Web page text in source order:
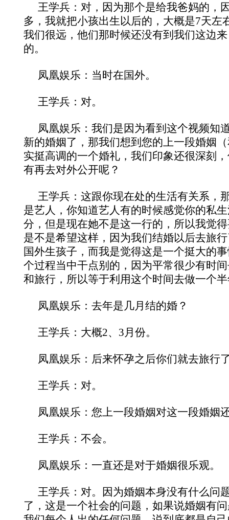
王学兵：对，因为那个是给我爸妈的，
多，我就把小孩出生以后的，大概是7天左
我们很远，他们那时候还没有到我们这边
的。
凤凰娱乐：当时在国外。
王学兵：对。
凤凰娱乐：我们是因为看到这个视频知
新的婚姻了，那我们想到您的上一段婚姻
实挺高调的一个婚礼，我们印象还很深刻
有再去对外公开呢？
王学兵：这跟你现在处的生活有关系，
是艺人，你知道艺人有的时候感觉你的私
分，但是现在她不是这一行的，所以我觉
是不是希望这样，因为我们结婚以后去旅
国外生孩子，而我是觉得这是一个挺大的
个过程当中干点别的，因为平常很少有时
和旅行，所以等于利用这个时间去做一个
凤凰娱乐：去年是几月结的婚？
王学兵：大概2、3月份。
凤凰娱乐：后来怀孕之后你们就去旅行
王学兵：对。
凤凰娱乐：您上一段婚姻对这一段婚姻
王学兵：不会。
凤凰娱乐：一直还是对于婚姻很乐观。
王学兵：对。因为婚姻本身没有什么问
了，这是一个社会的问题，如果说婚姻有